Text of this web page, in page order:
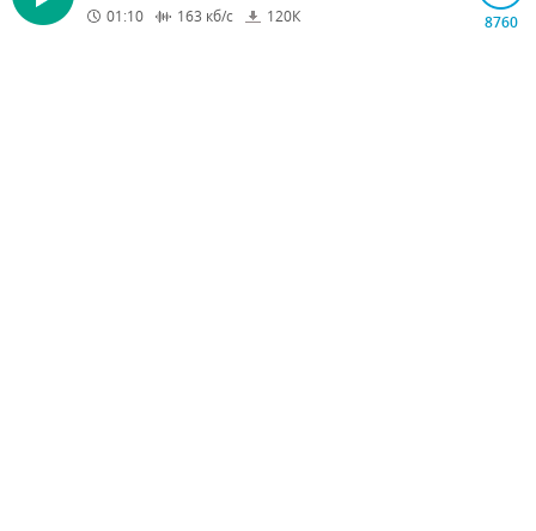
01:10
163 кб/с 120К 8760